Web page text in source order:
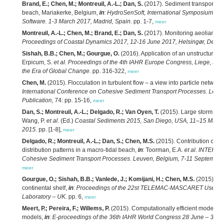
Brand, E.; Chen, M.; Montreuil, A.-L.; Dan, S. (2017). Sediment transport
beach, Mariakerke, Belgium, in: HydroSenSoft, International Symposium
Software. 1-3 March 2017, Madrid, Spain. pp. 1-7, meer
Montreuil, A.-L.; Chen, M.; Brand, E.; Dan, S. (2017). Monitoring aeolian
Proceedings of Coastal Dynamics 2017, 12-16 June 2017, Helsingør,
Sishah, B.B.; Chen, M.; Gourgue, O. (2016). Application of an
Erpicum, S. et al. Proceedings of the 4th IAHR Europe Congress, Liege,
the Era of Global Change. pp. 316-322, meer
Chen, M. (2015). Flocculation in turbulent flow – a view into particle
International Conference on Cohesive Sediment Transport Processes.
Publication, 74: pp. 15-16, meer
Dan, S.; Montreuil, A.-L.; Delgado, R.; Van Oyen, T. (2015). Large storm
Wang, P. et al. (Ed.) Coastal Sediments 2015, San Diego, USA, 11–15
2015. pp. [1-8], meer
Delgado, R.; Montreuil, A.-L.; Dan, S.; Chen, M.S. (2015). Contribution of
distribution patterns in a macro-tidal beach, in: Toorman, E.A. et al.
Cohesive Sediment Transport Processes. Leuven, Belgium, 7-11
meer
Gourgue, O.; Sishah, B.B.; Vanlede, J.; Komijani, H.; Chen, M.S. (2015).
continental shelf, in: Proceedings of the 22st TELEMAC-MASCARET
Laboratory – UK. pp. 6, meer
Meert, P.; Pereira, F.; Willems, P. (2015). Computationally efficient
models, in: E-proceedings of the 36th IAHR World Congress 28 June – 3